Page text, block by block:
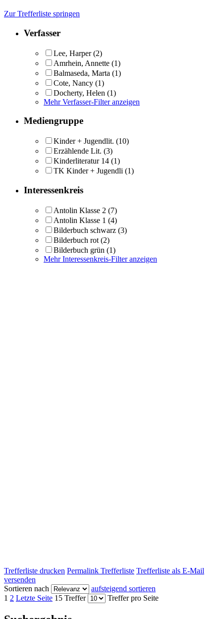
Zur Trefferliste springen
Verfasser
Lee, Harper (2)
Amrhein, Annette (1)
Balmaseda, Marta (1)
Cote, Nancy (1)
Docherty, Helen (1)
Mehr Verfasser-Filter anzeigen
Mediengruppe
Kinder + Jugendlit. (10)
Erzählende Lit. (3)
Kinderliteratur 14 (1)
TK Kinder + Jugendli (1)
Interessenkreis
Antolin Klasse 2 (7)
Antolin Klasse 1 (4)
Bilderbuch schwarz (3)
Bilderbuch rot (2)
Bilderbuch grün (1)
Mehr Interessenkreis-Filter anzeigen
Trefferliste drucken Permalink Trefferliste Trefferliste als E-Mail
versenden
Sortieren nach
aufsteigend sortieren
1 2 Letzte Seite 15 Treffer Treffer pro Seite